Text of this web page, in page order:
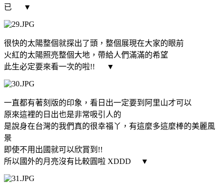
已
▼
很快的太陽整個就探出了頭，整個展現在大家的眼前
火紅的太陽照亮整個大地，帶給人們滿滿的希望
此生必定要來看一次的啦!!
▼
一直都有著刻版的印象，看日出一定要到阿里山才可以
原來這裡的日出也是非常吸引人的
是說身在台灣的我們真的很幸福丫，有這麼多這麼棒的美麗風
景
即使不用出國就可以欣賞到!!
所以國外的月亮沒有比較圓啦 XDDD
▼